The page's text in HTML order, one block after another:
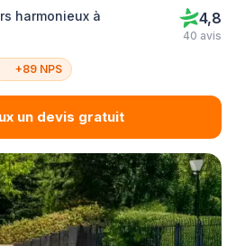
harmonieux à
4,8
40 avis
+89 NPS
un devis gratuit